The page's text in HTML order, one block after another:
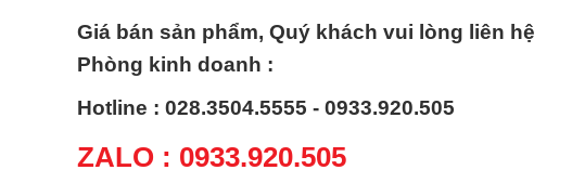
Giá bán sản phẩm, Quý khách vui lòng liên hệ
Phòng kinh doanh :
Hotline : 028.3504.5555 - 0933.920.505
ZALO : 0933.920.505